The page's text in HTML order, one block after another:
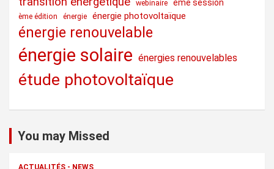
webinaire ème session
ème édition énergie énergie photovoltaïque
énergie renouvelable
énergie solaire énergies renouvelables
étude photovoltaïque
You may Missed
ACTUALITÉS - NEWS